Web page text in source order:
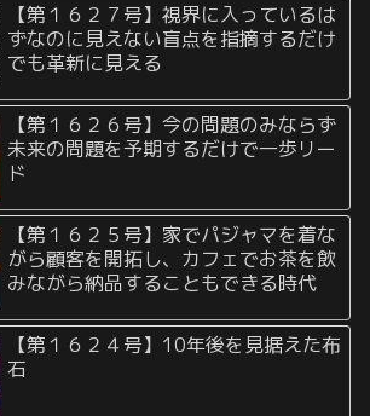
【第１６２７号】視界に入っているは
ずなのに見えない盲点を指摘するだけ
でも革新に見える
【第１６２６号】今の問題のみならず
未来の問題を予期するだけで一歩リー
ド
【第１６２５号】家でパジャマを着な
がら顧客を開拓し、カフェでお茶を飲
みながら納品することもできる時代
【第１６２４号】10年後を見据えた布
石